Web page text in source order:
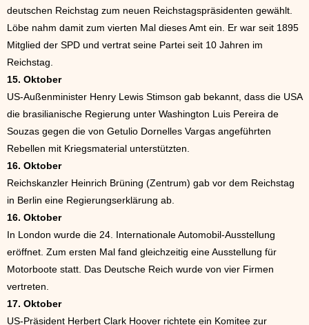
deutschen Reichstag zum neuen Reichstagspräsidenten gewählt.
Löbe nahm damit zum vierten Mal dieses Amt ein. Er war seit 1895
Mitglied der SPD und vertrat seine Partei seit 10 Jahren im
Reichstag.
15. Oktober
US-Außenminister Henry Lewis Stimson gab bekannt, dass die USA
die brasilianische Regierung unter Washington Luis Pereira de
Souzas gegen die von Getulio Dornelles Vargas angeführten
Rebellen mit Kriegsmaterial unterstützten.
16. Oktober
Reichskanzler Heinrich Brüning (Zentrum) gab vor dem Reichstag
in Berlin eine Regierungserklärung ab.
16. Oktober
In London wurde die 24. Internationale Automobil-Ausstellung
eröffnet. Zum ersten Mal fand gleichzeitig eine Ausstellung für
Motorboote statt. Das Deutsche Reich wurde von vier Firmen
vertreten.
17. Oktober
US-Präsident Herbert Clark Hoover richtete ein Komitee zur